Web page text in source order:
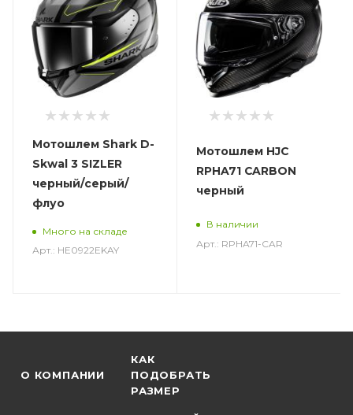
Мотошлем Shark D-
Skwal 3 SIZLER
черный/серый/
флуо
Много на складе
Арт.: HE0922EKAY
Мотошлем HJC
RPHA71 CARBON
черный
В наличии
Арт.: RPHA71-CAR
О КОМПАНИИ
КАК
ПОДОБРАТЬ
РАЗМЕР